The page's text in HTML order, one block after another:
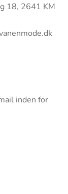
18, 2641 KM
inden for